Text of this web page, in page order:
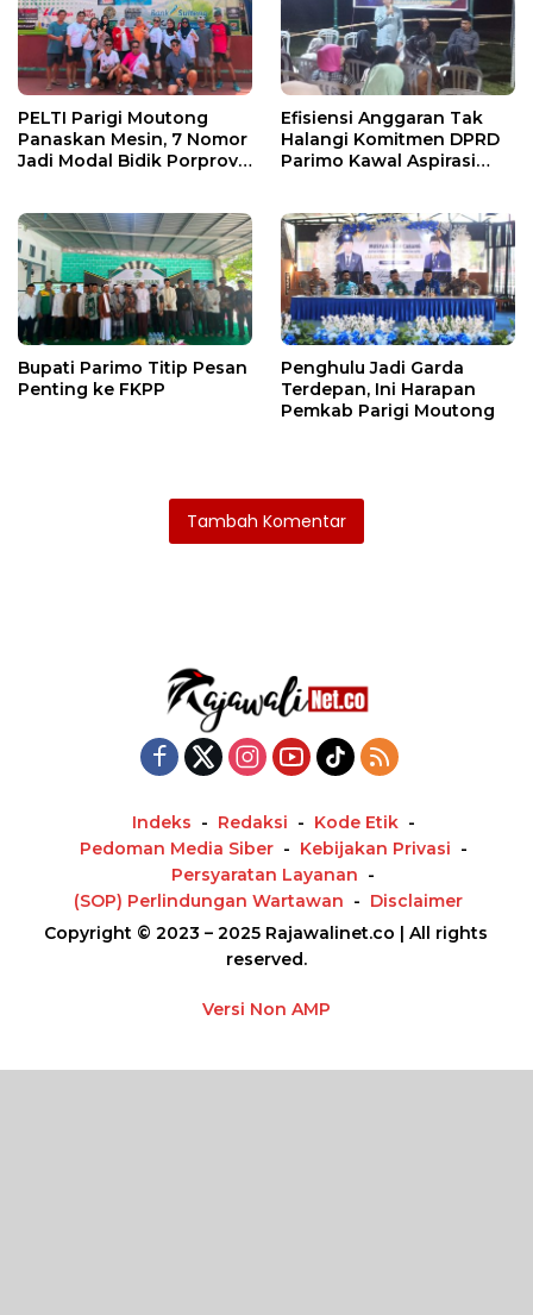
PELTI Parigi Moutong
Panaskan Mesin, 7 Nomor
Jadi Modal Bidik Porprov
Efisiensi Anggaran Tak
Halangi Komitmen DPRD
Parimo Kawal Aspirasi
Bupati Parimo Titip Pesan
Penting ke FKPP
Penghulu Jadi Garda
Terdepan, Ini Harapan
Pemkab Parigi Moutong
Tambah Komentar
Indeks Redaksi
Kode Etik
Pedoman Media Siber
Kebijakan Privasi
Persyaratan Layanan
(SOP) Perlindungan Wartawan
Disclaimer
Copyright © 2023 – 2025 Rajawalinet.co | All rights
reserved.
Versi Non AMP